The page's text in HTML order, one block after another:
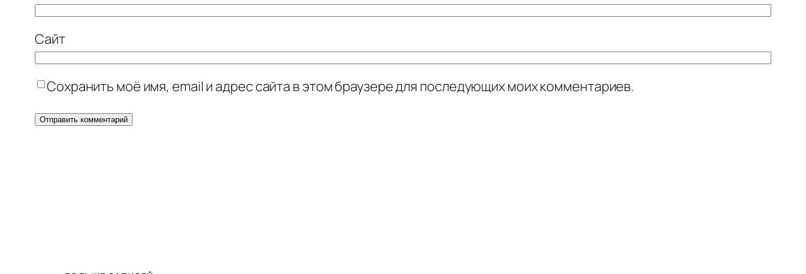
Сайт
Сохранить моё имя, email и адрес сайта в этом браузере для последующих моих комментариев.